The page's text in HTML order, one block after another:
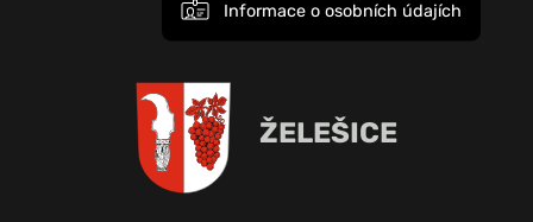
Informace o osobních údajích
ŽELEŠICE